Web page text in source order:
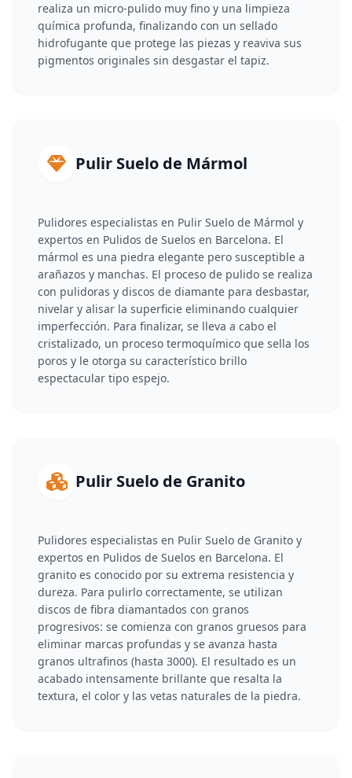
realiza un micro-pulido muy fino y una limpieza
química profunda, finalizando con un sellado
hidrofugante que protege las piezas y reaviva sus
pigmentos originales sin desgastar el tapiz.
Pulir Suelo de Mármol
Pulidores especialistas en Pulir Suelo de Mármol y
expertos en Pulidos de Suelos en Barcelona. El
mármol es una piedra elegante pero susceptible a
arañazos y manchas. El proceso de pulido se realiza
con pulidoras y discos de diamante para desbastar,
nivelar y alisar la superficie eliminando cualquier
imperfección. Para finalizar, se lleva a cabo el
cristalizado, un proceso termoquímico que sella los
poros y le otorga su característico brillo
espectacular tipo espejo.
Pulir Suelo de Granito
Pulidores especialistas en Pulir Suelo de Granito y
expertos en Pulidos de Suelos en Barcelona. El
granito es conocido por su extrema resistencia y
dureza. Para pulirlo correctamente, se utilizan
discos de fibra diamantados con granos
progresivos: se comienza con granos gruesos para
eliminar marcas profundas y se avanza hasta
granos ultrafinos (hasta 3000). El resultado es un
acabado intensamente brillante que resalta la
textura, el color y las vetas naturales de la piedra.